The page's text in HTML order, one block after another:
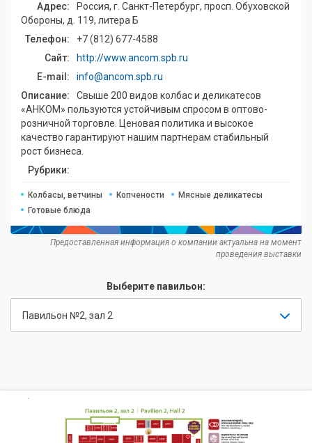
Адрес:
Россия, г. Санкт-Петербург, просп. Обуховской
Обороны, д. 119, литера Б
Телефон:
+7 (812) 677-4588
Сайт:
http://www.ancom.spb.ru
E-mail:
info@ancom.spb.ru
Описание:
Свыше 200 видов колбас и деликатесов
«АНКОМ» пользуются устойчивым спросом в оптово-
розничной торговле. Ценовая политика и высокое
качество гарантируют нашим партнерам стабильный
рост бизнеса.
Рубрики:
Колбасы, ветчины Копчености
Мясные деликатесы
Готовые блюда
Предоставленная информация о компании актуальна на момент
проведения выставки
Выберите павильон:
Павильон №2, зал 2